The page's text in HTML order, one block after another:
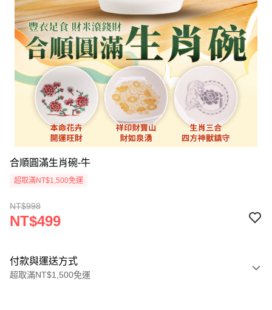
合順圓滿生肖碗-牛
超取滿NT$1,500免運
NT$998
NT$499
付款與運送方式
超取滿NT$1,500免運